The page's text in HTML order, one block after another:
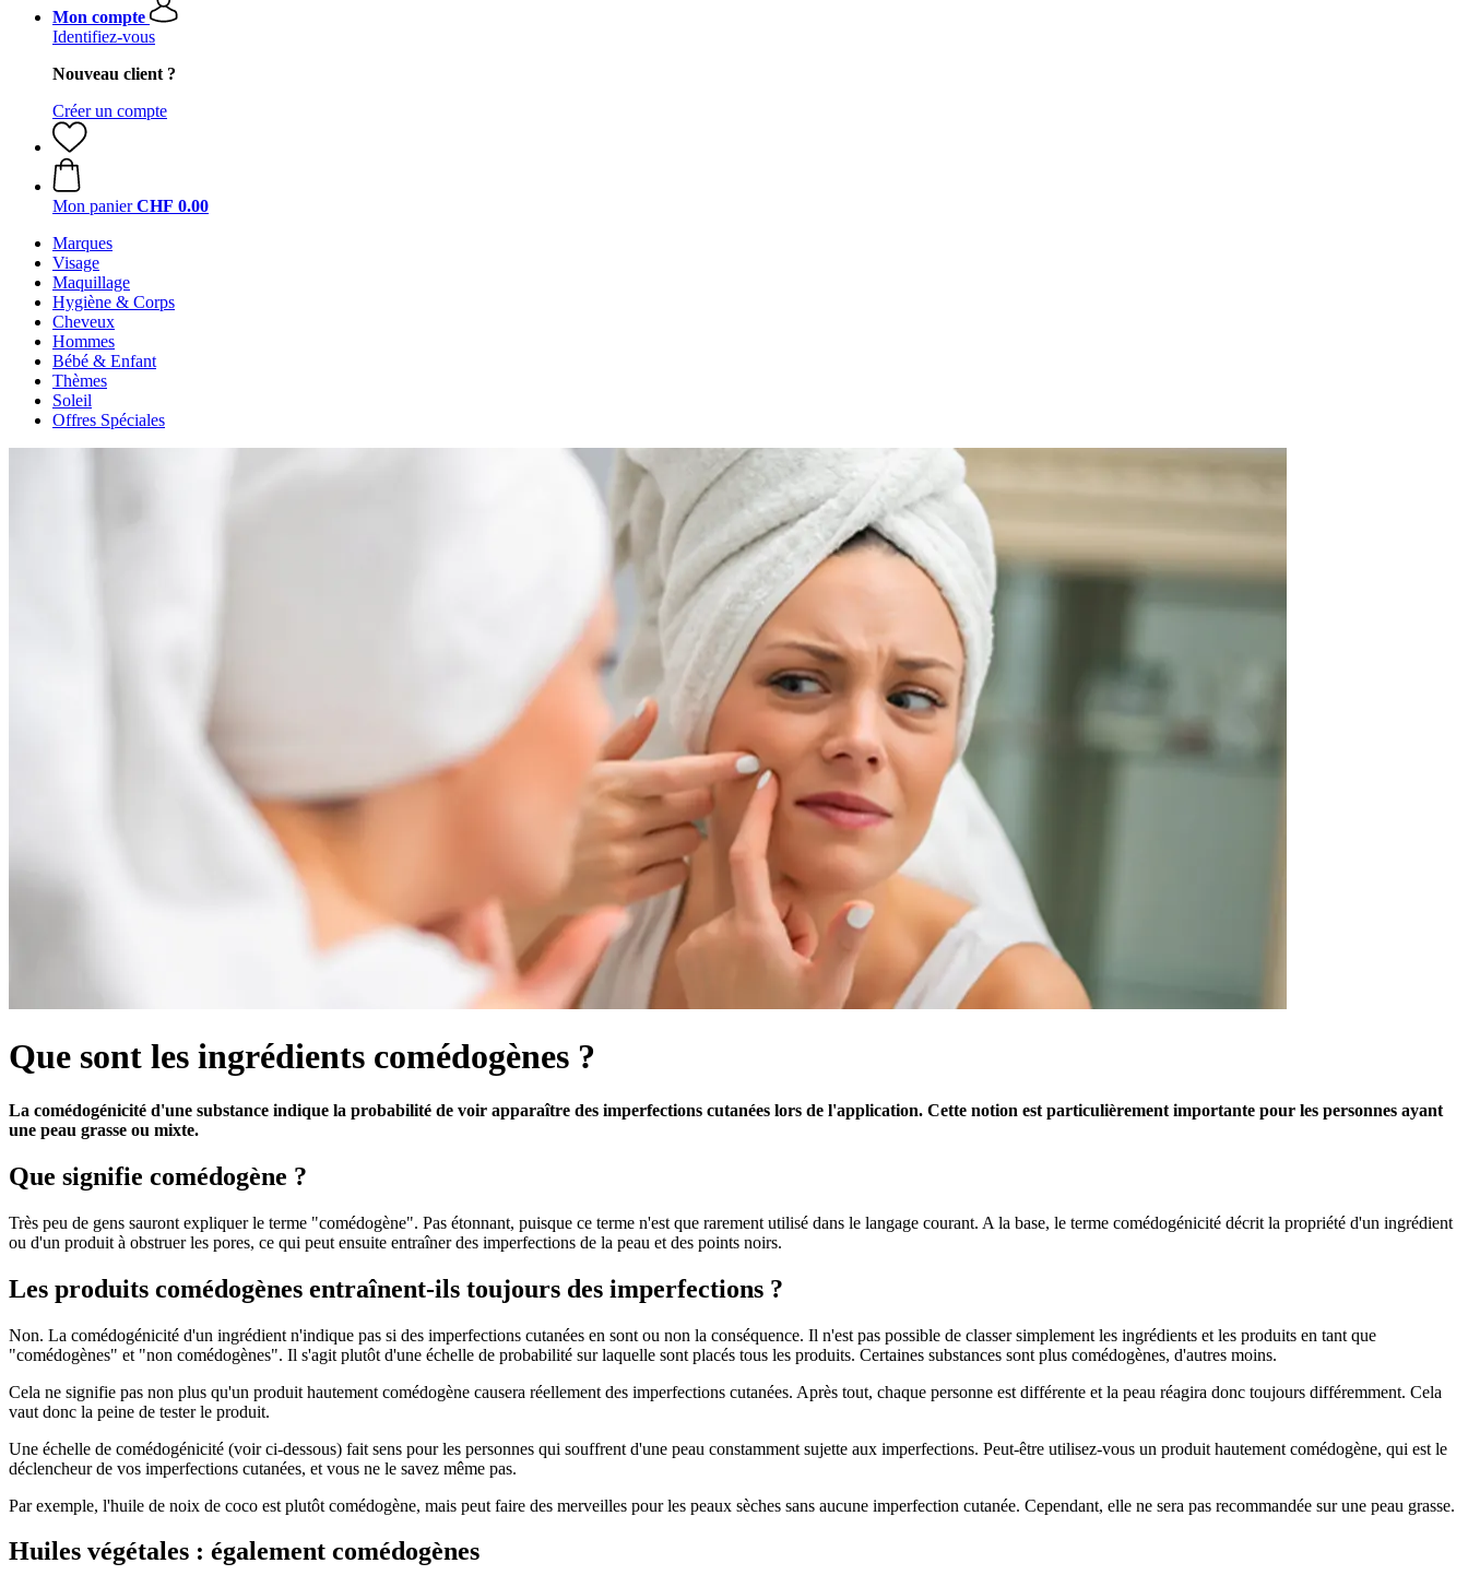
Mon compte
Identifiez-vous
Nouveau client ?
Créer un compte
Mon panier CHF 0.00
Marques
Visage
Maquillage
Hygiène & Corps
Cheveux
Hommes
Bébé & Enfant
Thèmes
Soleil
Offres Spéciales
Que sont les ingrédients comédogènes ?
La comédogénicité d'une substance indique la probabilité de voir apparaître des imperfections cutanées lors de l'application. Cette notion est particulièrement importante pour les personnes ayant
une peau grasse ou mixte.
Que signifie comédogène ?
Très peu de gens sauront expliquer le terme "comédogène". Pas étonnant, puisque ce terme n'est que rarement utilisé dans le langage courant. A la base, le terme comédogénicité décrit la propriété d'un ingrédient
ou d'un produit à obstruer les pores, ce qui peut ensuite entraîner des imperfections de la peau et des points noirs.
Les produits comédogènes entraînent-ils toujours des imperfections ?
Non. La comédogénicité d'un ingrédient n'indique pas si des imperfections cutanées en sont ou non la conséquence. Il n'est pas possible de classer simplement les ingrédients et les produits en tant que
"comédogènes" et "non comédogènes". Il s'agit plutôt d'une échelle de probabilité sur laquelle sont placés tous les produits. Certaines substances sont plus comédogènes, d'autres moins.
Cela ne signifie pas non plus qu'un produit hautement comédogène causera réellement des imperfections cutanées. Après tout, chaque personne est différente et la peau réagira donc toujours différemment. Cela
vaut donc la peine de tester le produit.
Une échelle de comédogénicité (voir ci-dessous) fait sens pour les personnes qui souffrent d'une peau constamment sujette aux imperfections. Peut-être utilisez-vous un produit hautement comédogène, qui est le
déclencheur de vos imperfections cutanées, et vous ne le savez même pas.
Par exemple, l'huile de noix de coco est plutôt comédogène, mais peut faire des merveilles pour les peaux sèches sans aucune imperfection cutanée. Cependant, elle ne sera pas recommandée sur une peau grasse.
Huiles végétales : également comédogènes